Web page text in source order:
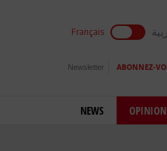
Français
Newsletter ABONNEZ-
NEWS OPINION